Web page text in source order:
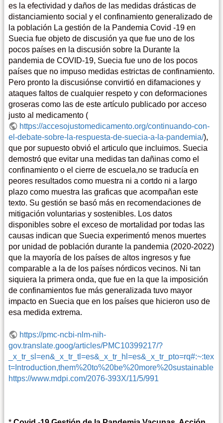
es la efectividad y daños de las medidas drásticas de
distanciamiento social y el confinamiento generalizado de
la población La gestión de la Pandemia Covid -19 en
Suecia fue objeto de discusión ya que fue uno de los
pocos países en la discusión sobre la Durante la
pandemia de COVID-19, Suecia fue uno de los pocos
países que no impuso medidas estrictas de confinamiento.
Pero pronto la discusiónse convirtió en difamaciones y
ataques faltos de cualquier respeto y con deformaciones
groseras como las de este artículo publicado por acceso
justo al medicamento (
https://accesojustomedicamento.org/continuando-con-
el-debate-sobre-la-respuesta-de-suecia-a-la-pandemia/),
que por supuesto obvió el articulo que incluimos. Suecia
demostró que evitar una medidas tan dañinas como el
confinamiento o el cierre de escuela,no se traducía en
peores resultados como muestra ni a cortdo ni a largo
plazo como muestra las graficas que acompañan este
texto. Su gestión se basó más en recomendaciones de
mitigación voluntarias y sostenibles. Los datos
disponibles sobre el exceso de mortalidad por todas las
causas indican que Suecia experimentó menos muertes
por unidad de población durante la pandemia (2020-2022)
que la mayoría de los países de altos ingresos y fue
comparable a la de los países nórdicos vecinos. Ni tan
siquiera la primera onda, que fue en la que la imposición
de confinamientos fue más generalizada tuvo mayor
impacto en Suecia que en los países que hicieron uso de
esa medida extrema.
https://pmc-ncbi-nlm-nih-
gov.translate.goog/articles/PMC10399217/?
_x_tr_sl=en&_x_tr_tl=es&_x_tr_hl=es&_x_tr_pto=rq#:~:tex
t=Introduction,them%20to%20be%20more%20sustainable
https://www.mdpi.com/2076-393X/11/5/991